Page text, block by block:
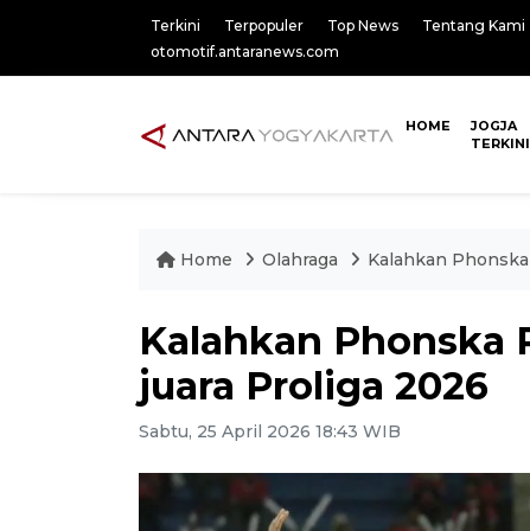
Terkini Terpopuler Top News Tentang Kami
otomotif.antaranews.com
HOME
JOGJA
TERKINI
Home Olahraga Kalahkan
Kalahkan Phonska
juara Proliga 2026
Sabtu, 25 April 2026 18:43 WIB